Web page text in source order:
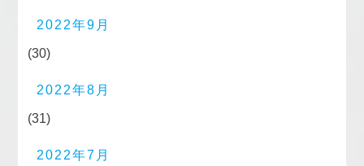
2022年9月
(30)
2022年8月
(31)
2022年7月